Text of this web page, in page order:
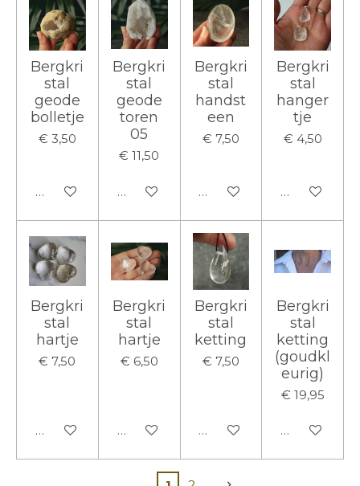
Bergkri
stal
geode
bolletje
€ 3,50
In winkelwagen
Bergkri
stal
geode
toren
05
€ 11,50
In winkelwagen
Bergkri
stal
handst
een
€ 7,50
In winkelwagen
Bergkri
stal
hanger
tje
€ 4,50
In
Bergkri
stal
hartje
€ 7,50
In winkelwagen
Bergkri
stal
hartje
€ 6,50
In winkelwagen
Bergkri
stal
ketting
€ 7,50
In winkelwagen
Bergkri
stal
ketting
(goudkl
eurig)
€ 19,95
In